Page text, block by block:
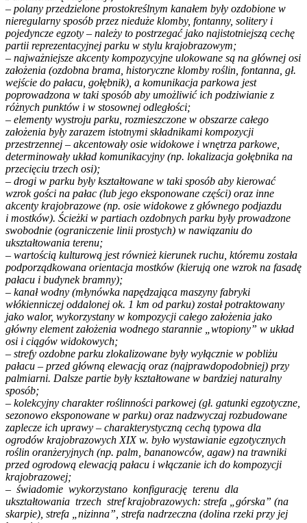
– polany przedzielone prostokreślnym kanałem były ozdobione w
nieregularny sposób przez nieduże klomby, fontanny, solitery i
pojedyncze egzoty – należy to postrzegać jako najistotniejszą cechę
partii reprezentacyjnej parku w stylu krajobrazowym;
– najważniejsze akcenty kompozycyjne ulokowane są na głównej osi
założenia (ozdobna brama, historyczne klomby roślin, fontanna, gł.
wejście do pałacu, gołębnik), a komunikacja parkowa jest
poprowadzona w taki sposób aby umożliwić ich podziwianie z
różnych punktów i w stosownej odległości;
– elementy wystroju parku, rozmieszczone w obszarze całego
założenia były zarazem istotnymi składnikami kompozycji
przestrzennej – akcentowały osie widokowe i wnętrza parkowe,
determinowały układ komunikacyjny (np. lokalizacja gołębnika na
przecięciu trzech osi);
– drogi w parku były kształtowane w taki sposób aby kierować
wzrok gości na pałac (lub jego eksponowane części) oraz inne
akcenty krajobrazowe (np. osie widokowe z głównego podjazdu
i mostków). Ścieżki w partiach ozdobnych parku były prowadzone
swobodnie (ograniczenie linii prostych) w nawiązaniu do
ukształtowania terenu;
– wartością kulturową jest również kierunek ruchu, któremu została
podporządkowana orientacja mostków (kierują one wzrok na fasadę
pałacu i budynek bramny);
– kanał wodny (młynówka napędzająca maszyny fabryki
włókienniczej oddalonej ok. 1 km od parku) został potraktowany
jako walor, wykorzystany w kompozycji całego założenia jako
główny element założenia wodnego starannie „wtopiony” w układ
osi i ciągów widokowych;
– strefy ozdobne parku zlokalizowane były wyłącznie w pobliżu
pałacu – przed główną elewacją oraz (najprawdopodobniej) przy
palmiarni. Dalsze partie były kształtowane w bardziej naturalny
sposób;
– kolekcyjny charakter roślinności parkowej (gł. gatunki egzotyczne,
sezonowo eksponowane w parku) oraz nadzwyczaj rozbudowane
zaplecze ich uprawy – charakterystyczną cechą typowa dla
ogrodów krajobrazowych XIX w. było wystawianie egzotycznych
roślin oranżeryjnych (np. palm, bananowców, agaw) na trawniki
przed ogrodową elewacją pałacu i włączanie ich do kompozycji
krajobrazowej;
– świadomie wykorzystano konfigurację terenu dla
ukształtowania trzech stref krajobrazowych: strefa „górska” (na
skarpie), strefa „nizinna”, strefa nadrzeczna (dolina rzeki przy jej